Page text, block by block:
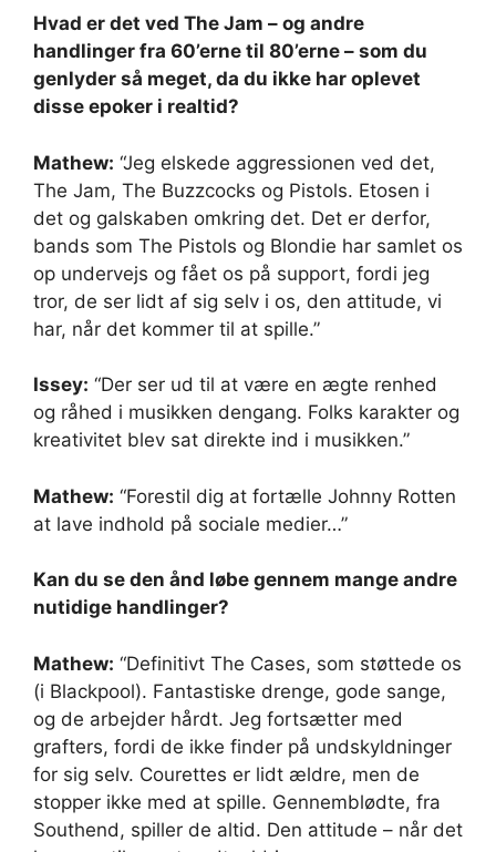
Hvad er det ved The Jam – og andre
handlinger fra 60’erne til 80’erne – som du
genlyder så meget, da du ikke har oplevet
disse epoker i realtid?
Mathew: “Jeg elskede aggressionen ved det,
The Jam, The Buzzcocks og Pistols. Etosen i
det og galskaben omkring det. Det er derfor,
bands som The Pistols og Blondie har samlet os
op undervejs og fået os på support, fordi jeg
tror, ​​de ser lidt af sig selv i os, den attitude, vi
har, når det kommer til at spille.”
Issey: “Der ser ud til at være en ægte renhed
og råhed i musikken dengang. Folks karakter og
kreativitet blev sat direkte ind i musikken.”
Mathew: “Forestil dig at fortælle Johnny Rotten
at lave indhold på sociale medier…”
Kan du se den ånd løbe gennem mange andre
nutidige handlinger?
Mathew: “Definitivt The Cases, som støttede os
(i Blackpool). Fantastiske drenge, gode sange,
og de arbejder hårdt. Jeg fortsætter med
grafters, fordi de ikke finder på undskyldninger
for sig selv. Courettes er lidt ældre, men de
stopper ikke med at spille. Gennemblødte, fra
Southend, spiller de altid. Den attitude – når det